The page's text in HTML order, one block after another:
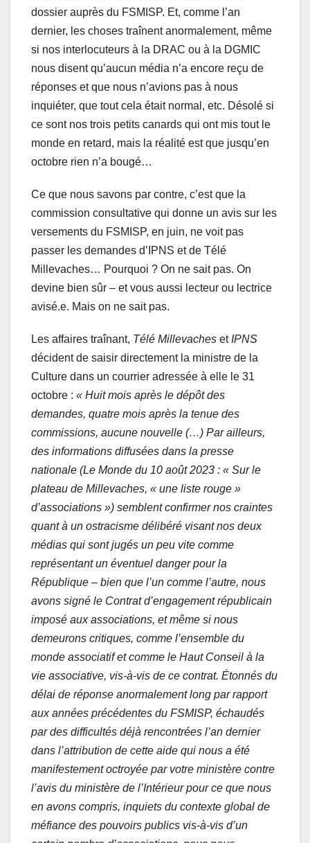
dossier auprès du FSMISP. Et, comme l’an
dernier, les choses traînent anormalement, même
si nos interlocuteurs à la DRAC ou à la DGMIC
nous disent qu’aucun média n’a encore reçu de
réponses et que nous n’avions pas à nous
inquiéter, que tout cela était normal, etc. Désolé si
ce sont nos trois petits canards qui ont mis tout le
monde en retard, mais la réalité est que jusqu’en
octobre rien n’a bougé…
Ce que nous savons par contre, c’est que la
commission consultative qui donne un avis sur les
versements du FSMISP, en juin, ne voit pas
passer les demandes d’IPNS et de Télé
Millevaches… Pourquoi ? On ne sait pas. On
devine bien sûr – et vous aussi lecteur ou lectrice
avisé.e. Mais on ne sait pas.
Les affaires traînant, Télé Millevaches et IPNS
décident de saisir directement la ministre de la
Culture dans un courrier adressée à elle le 31
octobre : « Huit mois après le dépôt des
demandes, quatre mois après la tenue des
commissions, aucune nouvelle (…) Par ailleurs,
des informations diffusées dans la presse
nationale (Le Monde du 10 août 2023 : « Sur le
plateau de Millevaches, « une liste rouge »
d’associations ») semblent confirmer nos craintes
quant à un ostracisme délibéré visant nos deux
médias qui sont jugés un peu vite comme
représentant un éventuel danger pour la
République – bien que l’un comme l’autre, nous
avons signé le Contrat d’engagement républicain
imposé aux associations, et même si nous
demeurons critiques, comme l’ensemble du
monde associatif et comme le Haut Conseil à la
vie associative, vis-à-vis de ce contrat. Étonnés du
délai de réponse anormalement long par rapport
aux années précédentes du FSMISP, échaudés
par des difficultés déjà rencontrées l’an dernier
dans l’attribution de cette aide qui nous a été
manifestement octroyée par votre ministère contre
l’avis du ministère de l’Intérieur pour ce que nous
en avons compris, inquiets du contexte global de
méfiance des pouvoirs publics vis-à-vis d’un